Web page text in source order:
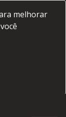
melhorar